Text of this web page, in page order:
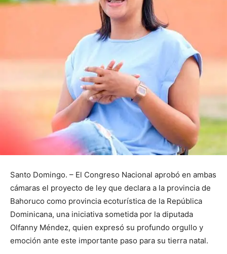
Santo Domingo. – El Congreso Nacional aprobó en ambas
cámaras el proyecto de ley que declara a la provincia de
Bahoruco como provincia ecoturística de la República
Dominicana, una iniciativa sometida por la diputada
Olfanny Méndez, quien expresó su profundo orgullo y
emoción ante este importante paso para su tierra natal.